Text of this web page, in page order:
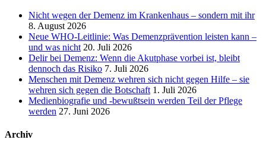
Nicht wegen der Demenz im Krankenhaus – sondern mit ihr
8. August 2026
Neue WHO-Leitlinie: Was Demenzprävention leisten kann –
und was nicht 20. Juli 2026
Delir bei Demenz: Wenn die Akutphase vorbei ist, bleibt
dennoch das Risiko 7. Juli 2026
Menschen mit Demenz wehren sich nicht gegen Hilfe – sie
wehren sich gegen die Botschaft 1. Juli 2026
Medienbiografie und -bewußtsein werden Teil der Pflege
werden 27. Juni 2026
Archiv